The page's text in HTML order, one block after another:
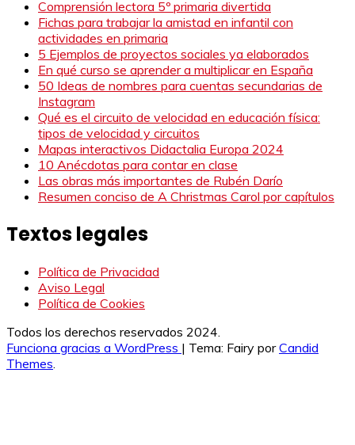
Comprensión lectora 5º primaria divertida
Fichas para trabajar la amistad en infantil con
actividades en primaria
5 Ejemplos de proyectos sociales ya elaborados
En qué curso se aprender a multiplicar en España
50 Ideas de nombres para cuentas secundarias de
Instagram
Qué es el circuito de velocidad en educación física:
tipos de velocidad y circuitos
Mapas interactivos Didactalia Europa 2024
10 Anécdotas para contar en clase
Las obras más importantes de Rubén Darío
Resumen conciso de A Christmas Carol por capítulos
Textos legales
Política de Privacidad
Aviso Legal
Política de Cookies
Todos los derechos reservados 2024.
Funciona gracias a WordPress | Tema: Fairy porCandid
Themes.